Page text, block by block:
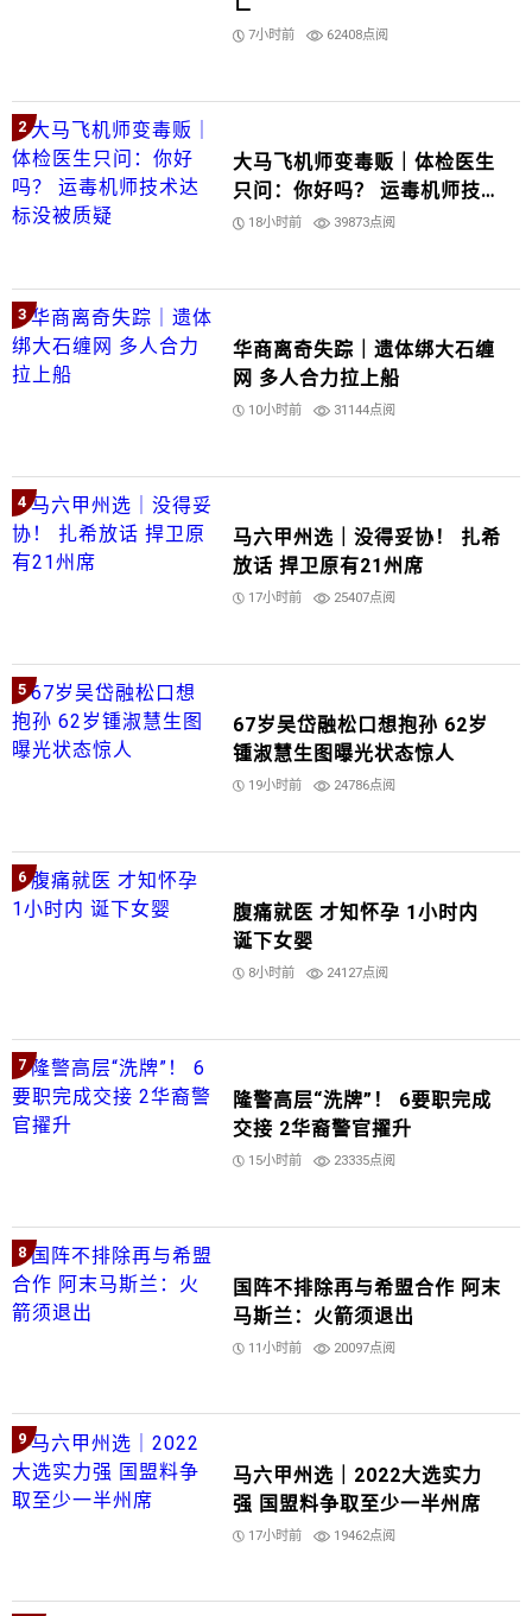
7小时前 62408点阅
2
大马飞机师变毒贩｜体检医生
只问：你好吗？ 运毒机师技术
达标没被质疑
18小时前 39873点阅
3
华商离奇失踪｜遗体绑大石缠
网 多人合力拉上船
10小时前 31144点阅
4
马六甲州选｜没得妥协！ 扎希
放话 捍卫原有21州席
17小时前 25407点阅
5
67岁吴岱融松口想抱孙 62岁
锺淑慧生图曝光状态惊人
19小时前 24786点阅
6
腹痛就医 才知怀孕 1小时内
诞下女婴
8小时前 24127点阅
7
隆警高层“洗牌”！ 6要职完成
交接 2华裔警官擢升
15小时前 23335点阅
8
国阵不排除再与希盟合作 阿末
马斯兰：火箭须退出
11小时前 20097点阅
9
马六甲州选｜2022大选实力
强 国盟料争取至少一半州席
17小时前 19462点阅